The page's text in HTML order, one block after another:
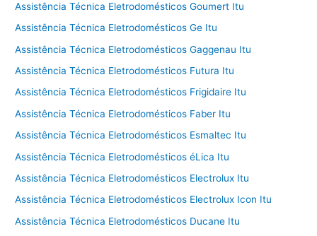
Assistência Técnica Eletrodomésticos Goumert Itu
Assistência Técnica Eletrodomésticos Ge Itu
Assistência Técnica Eletrodomésticos Gaggenau Itu
Assistência Técnica Eletrodomésticos Futura Itu
Assistência Técnica Eletrodomésticos Frigidaire Itu
Assistência Técnica Eletrodomésticos Faber Itu
Assistência Técnica Eletrodomésticos Esmaltec Itu
Assistência Técnica Eletrodomésticos éLica Itu
Assistência Técnica Eletrodomésticos Electrolux Itu
Assistência Técnica Eletrodomésticos Electrolux Icon Itu
Assistência Técnica Eletrodomésticos Ducane Itu